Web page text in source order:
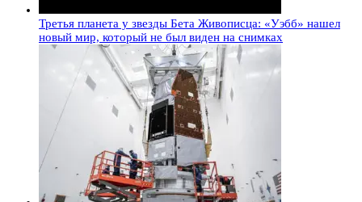
Третья планета у звезды Бета Живописца: «Уэбб» нашел
новый мир, который не был виден на снимках